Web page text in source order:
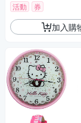
活動 券
加入購